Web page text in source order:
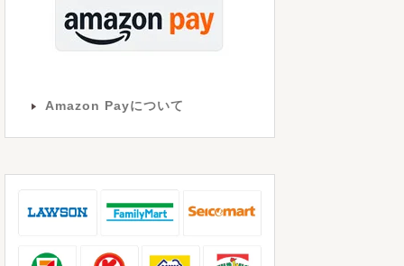
Amazon Payについて